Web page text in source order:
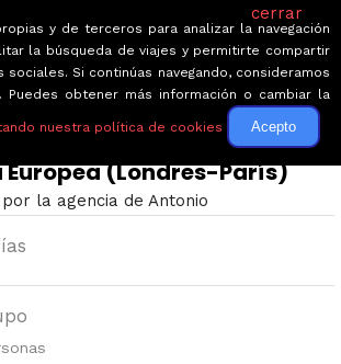
por París
(Londres-París)
la agencia de Antonio
cerrar
y de terceros para analizar la navegación
la búsqueda de viajes y permitirte compartir
sociales. Si continúas navegando, consideramos
Puedes obtener más información o cambiar la
nuestra política de cookies Acepto